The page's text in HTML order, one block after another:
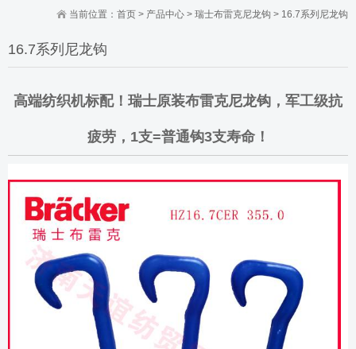
当前位置： 首页 > 产品中心 > 瑞士布雷克尼龙钩 > 16.7系列尼龙钩
16.7系列尼龙钩
高端纺织机标配！瑞士原装布雷克尼龙钩，军工级抗
疲劳，1支=普通钩3支寿命！